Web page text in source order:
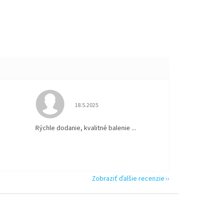
5 z 5 hviezdičiek. Hodnotenie obchodu je 5 z 5 hviezdičiek.
18.5.2025
Rýchle dodanie, kvalitné balenie ...
Zobraziť ďalšie recenzie